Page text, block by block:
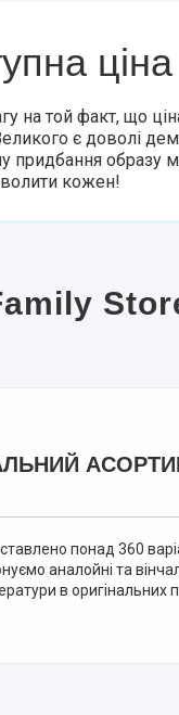
ціна
на той факт, що
є доволі
придбання образу
кожен!
понад 360
аналойні та
в оригінальних